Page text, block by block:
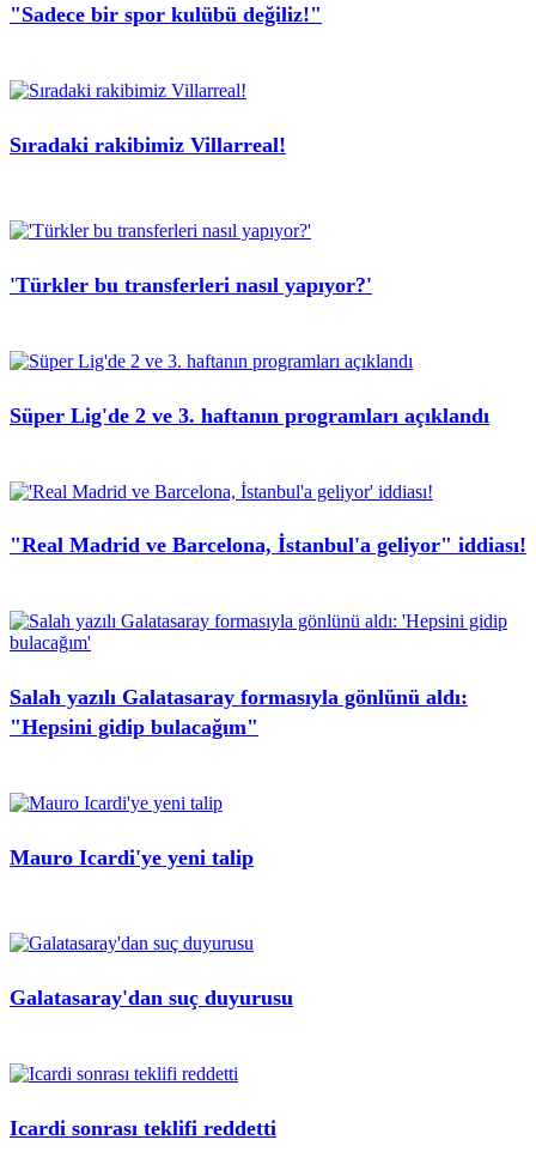
"Sadece bir spor kulübü değiliz!"
Sıradaki rakibimiz Villarreal!
'Türkler bu transferleri nasıl yapıyor?'
Süper Lig'de 2 ve 3. haftanın programları açıklandı
"Real Madrid ve Barcelona, İstanbul'a geliyor" iddiası!
Salah yazılı Galatasaray formasıyla gönlünü aldı:
"Hepsini gidip bulacağım"
Mauro Icardi'ye yeni talip
Galatasaray'dan suç duyurusu
Icardi sonrası teklifi reddetti